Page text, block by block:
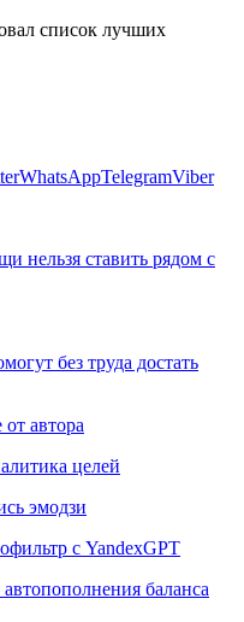
список лучших
WhatsAppTelegramViber
нельзя ставить рядом с
без труда достать
автора
целей
эмодзи
с YandexGPT
баланса